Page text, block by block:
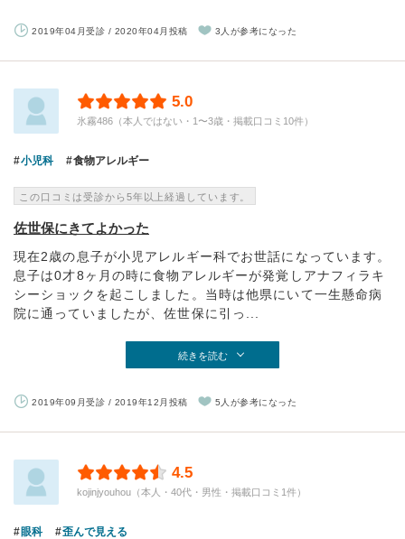
2019年04月受診 / 2020年04月投稿 3人が参考になった
5.0
氷霧486（本人ではない・1〜3歳・掲載口コミ10件）
小児科 食物アレルギー
この口コミは受診から5年以上経過しています。
佐世保にきてよかった
現在2歳の息子が小児アレルギー科でお世話になっています。
息子は0才8ヶ月の時に食物アレルギーが発覚しアナフィラキ
シーショックを起こしました。当時は他県にいて一生懸命病
院に通っていましたが、佐世保に引っ...
続きを読む
2019年09月受診 / 2019年12月投稿 5人が参考になった
4.5
kojinjyouhou（本人・40代・男性・掲載口コミ1件）
眼科 歪んで見える